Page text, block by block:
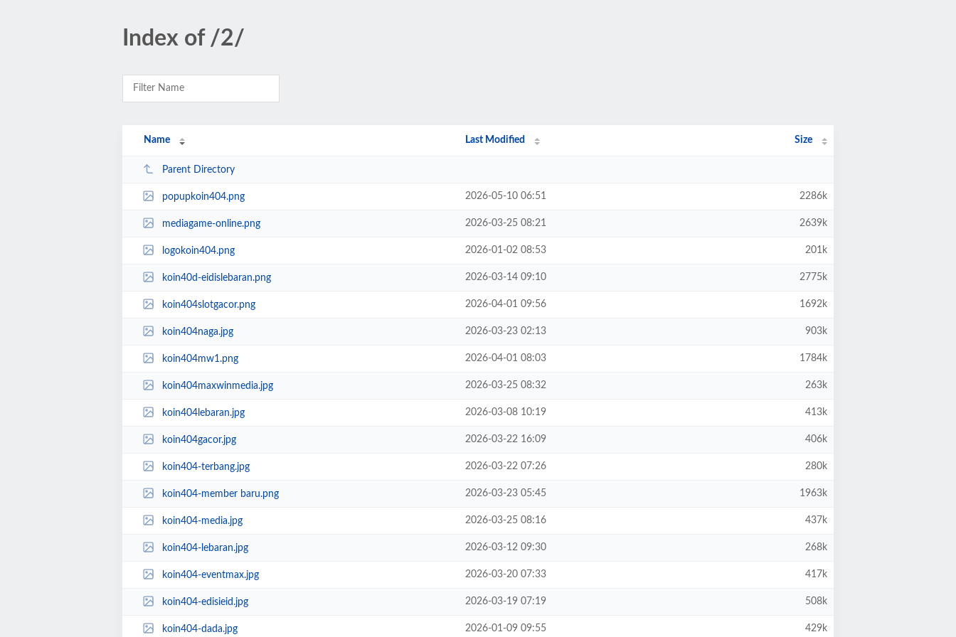
Index of /2/
Name Last Modified Size
Parent Directory
popupkoin404.png 2026-05-10 06:51 2286k
mediagame-online.png 2026-03-25 08:21 2639k
logokoin404.png 2026-01-02 08:53 201k
koin40d-eidislebaran.png 2026-03-14 09:10 2775k
koin404slotgacor.png 2026-04-01 09:56 1692k
koin404naga.jpg 2026-03-23 02:13 903k
koin404mw1.png 2026-04-01 08:03 1784k
koin404maxwinmedia.jpg 2026-03-25 08:32 263k
koin404lebaran.jpg 2026-03-08 10:19 413k
koin404gacor.jpg 2026-03-22 16:09 406k
koin404-terbang.jpg 2026-03-22 07:26 280k
koin404-member baru.png 2026-03-23 05:45 1963k
koin404-media.jpg 2026-03-25 08:16 437k
koin404-lebaran.jpg 2026-03-12 09:30 268k
koin404-eventmax.jpg 2026-03-20 07:33 417k
koin404-edisieid.jpg 2026-03-19 07:19 508k
koin404-dada.jpg 2026-01-09 09:55 429k